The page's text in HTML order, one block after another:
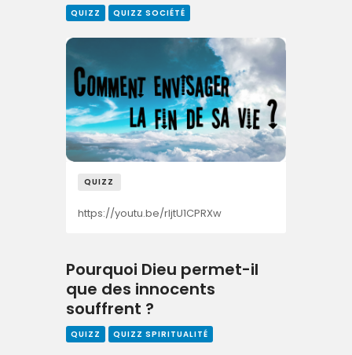
QUIZZ QUIZZ SOCIÉTÉ
QUIZZ
https://youtu.be/rljtU1CPRXw
Pourquoi Dieu permet-il
que des innocents
souffrent ?
QUIZZ QUIZZ SPIRITUALITÉ